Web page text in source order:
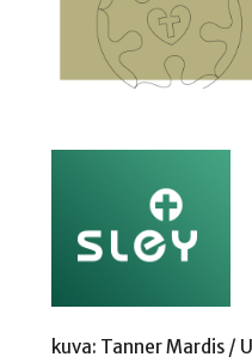
kuva: Tanner Mardis /